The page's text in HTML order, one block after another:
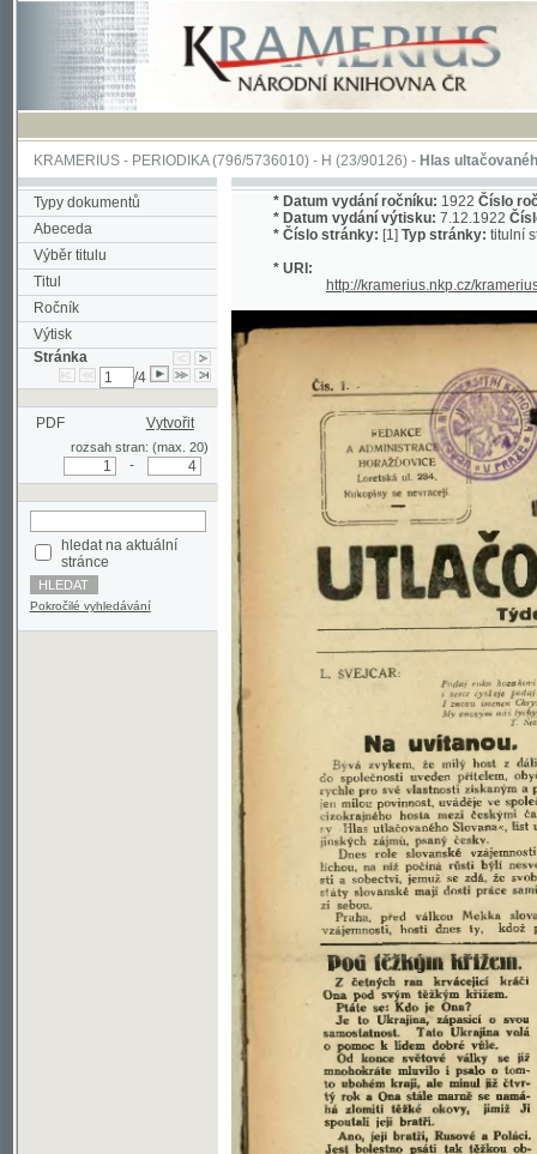
KRAMERIUS-PERIODIKA(796/5736010) -H(23/90126) -Hlas ultačovaného
Typy dokumentů
Abeceda
Výběr titulu
Titul
Ročník
Výtisk
Stránka
PDF Vytvořit
rozsah stran: (max. 20)
stránce
Pokročilé vyhledávání
Datum vydání výtisku:7.12.1922Číslo
Číslo stránky:[1]Typ stránky:titulní strana
http://kramerius.nkp.cz/kramerius/